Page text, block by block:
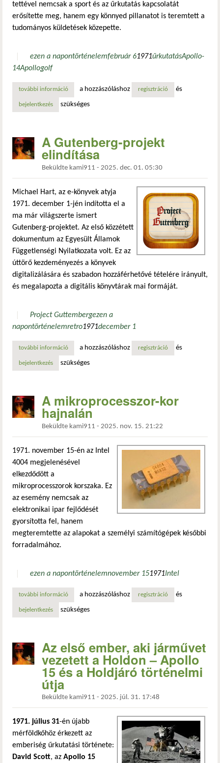
tettével nemcsak a sport és az űrkutatás kapcsolatát
erősítette meg, hanem egy könnyed pillanatot is teremtett a
tudományos küldetések közepette.
ezen a napontörténelemfebruár 61971űrkutatásApollo-
14Apollogolf
további információaz első golfütés a holdon tartalommal kapcsolatosan
a hozzászóláshoz regisztráció és
bejelentkezés szükséges
A Gutenberg-projekt
elindítása
Beküldte kami911 - 2025. dec. 01. 05:30
Michael Hart, az e-könyvek atyja
1971. december 1-jén indította el a
ma már világszerte ismert
Gutenberg-projektet. Az első közzétett
dokumentum az Egyesült Államok
Függetlenségi Nyilatkozata volt. Ez az
úttörő kezdeményezés a könyvek
digitalizálására és szabadon hozzáférhetővé tételére irányult,
és megalapozta a digitális könyvtárak mai formáját.
Project Guttembergezen a
napontörténelemretro1971december 1
további információa gutenberg-projekt elindítása tartalommal kapcsolatosan
a hozzászóláshoz regisztráció és
bejelentkezés szükséges
A mikroprocesszor-kor
hajnalán
Beküldte kami911 - 2025. nov. 15. 21:22
1971. november 15-én az Intel
4004 megjelenésével
elkezdődött a
mikroprocesszorok korszaka. Ez
az esemény nemcsak az
elektronikai ipar fejlődését
gyorsította fel, hanem
megteremtette az alapokat a személyi számítógépek későbbi
forradalmához.
ezen a napontörténelemnovember 151971Intel
további információa mikroprocesszor-kor hajnalán tartalommal
a hozzászóláshoz regisztráció és
bejelentkezés szükséges
Az első ember, aki járművet
vezetett a Holdon – Apollo
15 és a Holdjáró történelmi
útja
Beküldte kami911 - 2025. júl. 31. 17:48
1971. július 31-én újabb
mérföldkőhöz érkezett az
emberiség űrkutatási története:
David Scott, az Apollo 15